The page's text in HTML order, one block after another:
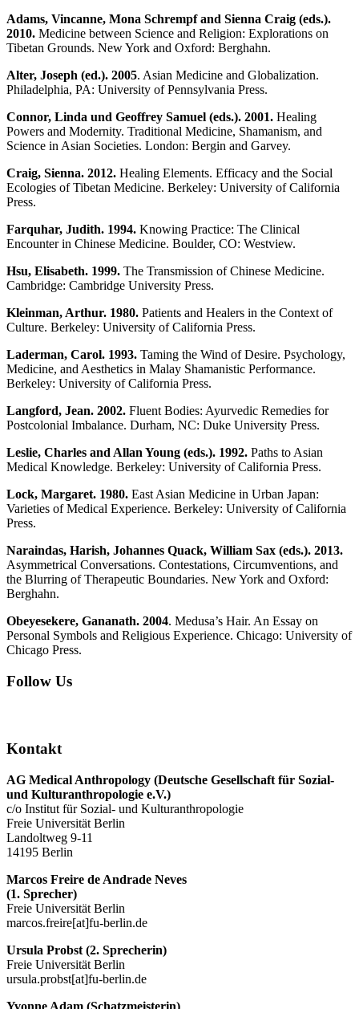
Adams, Vincanne, Mona Schrempf and Sienna Craig (eds.).
2010. Medicine between Science and Religion: Explorations on
Tibetan Grounds. New York and Oxford: Berghahn.
Alter, Joseph (ed.). 2005. Asian Medicine and Globalization.
Philadelphia, PA: University of Pennsylvania Press.
Connor, Linda und Geoffrey Samuel (eds.). 2001. Healing
Powers and Modernity. Traditional Medicine, Shamanism, and
Science in Asian Societies. London: Bergin and Garvey.
Craig, Sienna. 2012. Healing Elements. Efficacy and the Social
Ecologies of Tibetan Medicine. Berkeley: University of California
Press.
Farquhar, Judith. 1994. Knowing Practice: The Clinical
Encounter in Chinese Medicine. Boulder, CO: Westview.
Hsu, Elisabeth. 1999. The Transmission of Chinese Medicine.
Cambridge: Cambridge University Press.
Kleinman, Arthur. 1980. Patients and Healers in the Context of
Culture. Berkeley: University of California Press.
Laderman, Carol. 1993. Taming the Wind of Desire. Psychology,
Medicine, and Aesthetics in Malay Shamanistic Performance.
Berkeley: University of California Press.
Langford, Jean. 2002. Fluent Bodies: Ayurvedic Remedies for
Postcolonial Imbalance. Durham, NC: Duke University Press.
Leslie, Charles and Allan Young (eds.). 1992. Paths to Asian
Medical Knowledge. Berkeley: University of California Press.
Lock, Margaret. 1980. East Asian Medicine in Urban Japan:
Varieties of Medical Experience. Berkeley: University of California
Press.
Naraindas, Harish, Johannes Quack, William Sax (eds.). 2013.
Asymmetrical Conversations. Contestations, Circumventions, and
the Blurring of Therapeutic Boundaries. New York and Oxford:
Berghahn.
Obeyesekere, Gananath. 2004. Medusa’s Hair. An Essay on
Personal Symbols and Religious Experience. Chicago: University of
Chicago Press.
Follow Us
Kontakt
AG Medical Anthropology (Deutsche Gesellschaft für Sozial-
und Kulturanthropologie e.V.)
c/o Institut für Sozial- und Kulturanthropologie
Freie Universität Berlin
Landoltweg 9-11
14195 Berlin
Marcos Freire de Andrade Neves
(1. Sprecher)
Freie Universität Berlin
marcos.freire[at]fu-berlin.de
Ursula Probst (2. Sprecherin)
Freie Universität Berlin
ursula.probst[at]fu-berlin.de
Yvonne Adam (Schatzmeisterin)